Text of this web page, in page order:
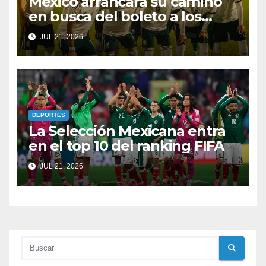
en busca del boleto a los
Juegos Olímpicos y al
Mundial Sub-20
JUL 21, 2026
DEPORTES
La Selección Mexicana entra
en el top 10 del ranking FIFA
JUL 21, 2026